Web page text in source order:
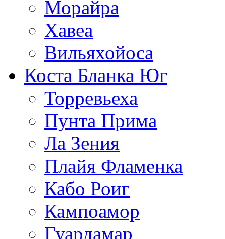
Морайра
Хавеа
Вильяхойоса
Коста Бланка Юг
Торревьеха
Пунта Прима
Ла Зения
Плайя Фламенка
Кабо Роиг
Кампоамор
Гуардамар